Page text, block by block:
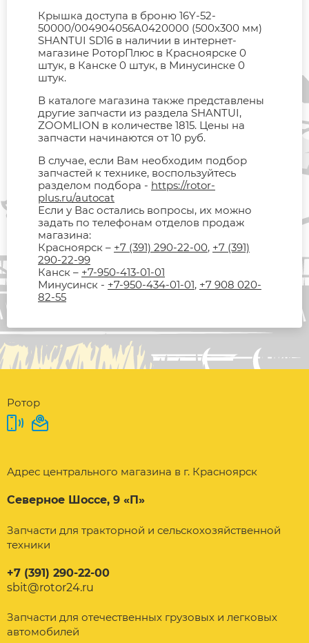
Крышка доступа в броню 16Y-52-
50000/004904056A0420000 (500х300 мм)
SHANTUI SD16 в наличии в интернет-
магазине РоторПлюс в Красноярске 0
штук, в Канске 0 штук, в Минусинске 0
штук.
В каталоге магазина также представлены
другие запчасти из раздела SHANTUI,
ZOOMLION в количестве 1815. Цены на
запчасти начинаются от 10 руб.
В случае, если Вам необходим подбор
запчастей к технике, воспользуйтесь
разделом подбора - https://rotor-
plus.ru/autocat
Если у Вас остались вопросы, их можно
задать по телефонам отделов продаж
магазина:
Красноярск – +7 (391) 290-22-00, +7 (391)
290-22-99
Канск – +7-950-413-01-01
Минусинск - +7-950-434-01-01, +7 908 020-
82-55
Ротор
Адрес центрального магазина в г. Красноярск
Северное Шоссе, 9 «П»
Запчасти для тракторной и сельскохозяйственной
техники
+7 (391) 290-22-00
sbit@rotor24.ru
Запчасти для отечественных грузовых и легковых
автомобилей